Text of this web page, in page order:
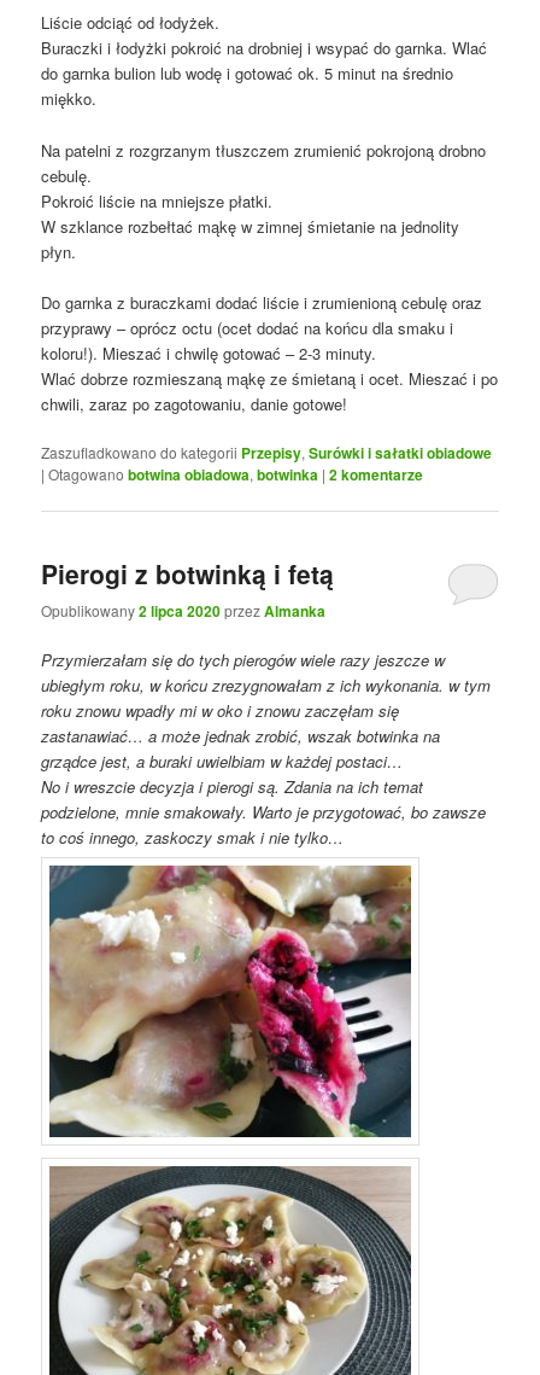
Liście odciąć od łodyżek.
Buraczki i łodyżki pokroić na drobniej i wsypać do garnka. Wlać
do garnka bulion lub wodę i gotować ok. 5 minut na średnio
miękko.
Na patelni z rozgrzanym tłuszczem zrumienić pokrojoną drobno
cebulę.
Pokroić liście na mniejsze płatki.
W szklance rozbełtać mąkę w zimnej śmietanie na jednolity
płyn.
Do garnka z buraczkami dodać liście i zrumienioną cebulę oraz
przyprawy – oprócz octu (ocet dodać na końcu dla smaku i
koloru!). Mieszać i chwilę gotować – 2-3 minuty.
Wlać dobrze rozmieszaną mąkę ze śmietaną i ocet. Mieszać i po
chwili, zaraz po zagotowaniu, danie gotowe!
Zaszufladkowano do kategorii Przepisy,Surówki i sałatki obiadowe
|Otagowano botwina obiadowa,botwinka |2komentarze
Pierogi z botwinką i fetą
Opublikowany2 lipca 2020przezAlmanka
Przymierzałam się do tych pierogów wiele razy jeszcze w
ubiegłym roku, w końcu zrezygnowałam z ich wykonania. w tym
roku znowu wpadły mi w oko i znowu zaczęłam się
zastanawiać… a może jednak zrobić, wszak botwinka na
grządce jest, a buraki uwielbiam w każdej postaci…
No i wreszcie decyzja i pierogi są. Zdania na ich temat
podzielone, mnie smakowały. Warto je przygotować, bo zawsze
to coś innego, zaskoczy smak i nie tylko…